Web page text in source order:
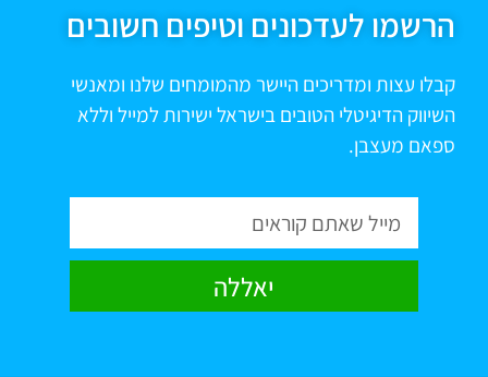
הרשמו לעדכונים וטיפים חשובים
קבלו עצות ומדריכים היישר מהמומחים שלנו ומאנשי
השיווק הדיגיטלי הטובים בישראל ישירות למייל וללא
ספאם מעצבן.
יאללה